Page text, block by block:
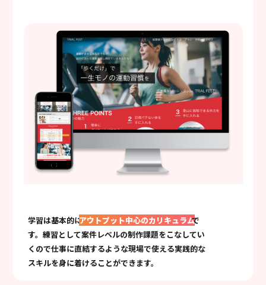
学習は基本的にアウトプット中心のカリキュラムで
す。練習として案件レベルの制作課題をこなしてい
くので仕事に直結するような現場で使える実践的な
スキルを身に着けることができます。